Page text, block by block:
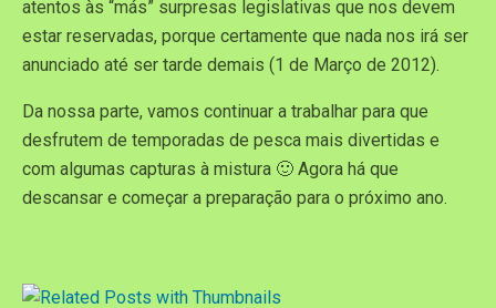
atentos às “más” surpresas legislativas que nos devem
estar reservadas, porque certamente que nada nos irá ser
anunciado até ser tarde demais (1 de Março de 2012).
Da nossa parte, vamos continuar a trabalhar para que
desfrutem de temporadas de pesca mais divertidas e
com algumas capturas à mistura 🙂 Agora há que
descansar e começar a preparação para o próximo ano.